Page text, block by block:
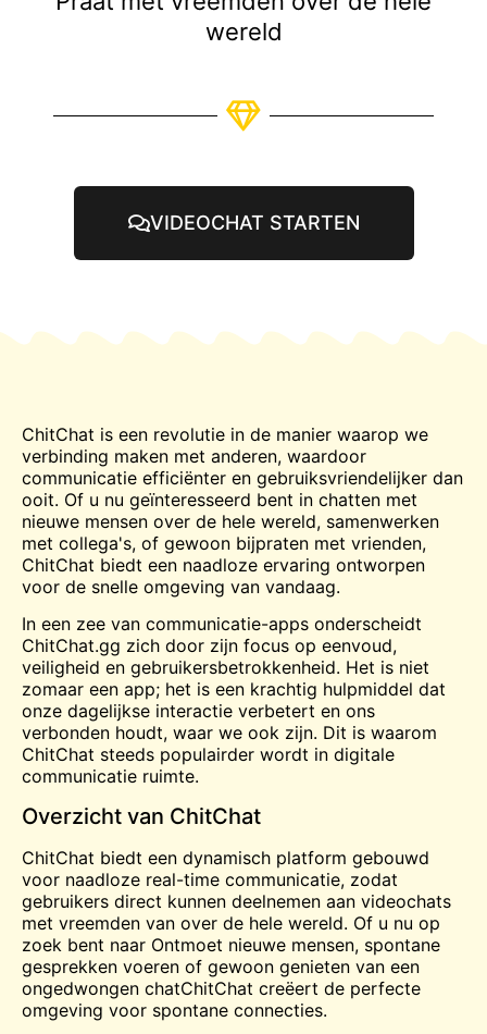
wereld
VIDEOCHAT STARTEN
ChitChat is een revolutie in de manier waarop we
verbinding maken met anderen, waardoor
communicatie efficiënter en gebruiksvriendelijker dan
ooit. Of u nu geïnteresseerd bent in chatten met
nieuwe mensen over de hele wereld, samenwerken
met collega's, of gewoon bijpraten met vrienden,
ChitChat biedt een naadloze ervaring ontworpen
voor de snelle omgeving van vandaag.
In een zee van communicatie-apps onderscheidt
ChitChat.gg zich door zijn focus op eenvoud,
veiligheid en gebruikersbetrokkenheid. Het is niet
zomaar een app; het is een krachtig hulpmiddel dat
onze dagelijkse interactie verbetert en ons
verbonden houdt, waar we ook zijn. Dit is waarom
ChitChat steeds populairder wordt in digitale
communicatie ruimte.
Overzicht van ChitChat
ChitChat biedt een dynamisch platform gebouwd
voor naadloze real-time communicatie, zodat
gebruikers direct kunnen deelnemen aan videochats
met vreemden van over de hele wereld. Of u nu op
zoek bent naar Ontmoet nieuwe mensen, spontane
gesprekken voeren of gewoon genieten van een
ongedwongen chatChitChat creëert de perfecte
omgeving voor spontane connecties.